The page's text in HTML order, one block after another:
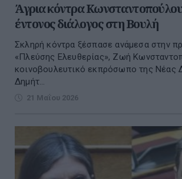
Άγρια κόντρα Κωνσταντοπούλου
έντονος διάλογος στη Βουλή
Σκληρή κόντρα ξέσπασε ανάμεσα στην
«Πλεύσης Ελευθερίας», Ζωή
κοινοβουλευτικό εκπρόσωπο της Νέας
Δημήτ...
21 Μαΐου 2026